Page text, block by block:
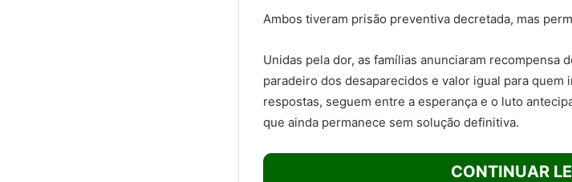
Ambos tiveram prisão preventiva decretada, mas
Unidas pela dor, as famílias anunciaram recompensa
paradeiro dos desaparecidos e valor igual para quem
respostas, seguem entre a esperança e o luto
que ainda permanece sem solução definitiva.
CONTINUAR